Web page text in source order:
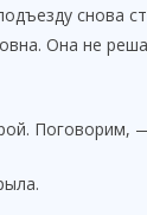
снова
Она не
Поговорим,